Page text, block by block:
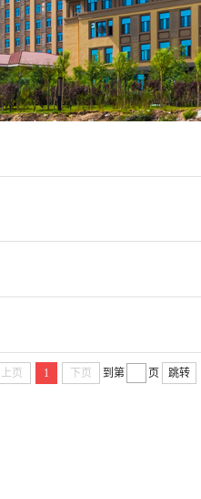
上页 1 下页 到第 页 跳转